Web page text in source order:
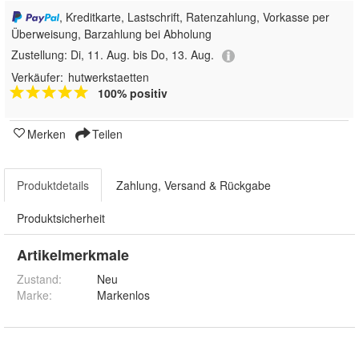
, Kreditkarte, Lastschrift, Ratenzahlung, Vorkasse per
Überweisung, Barzahlung bei Abholung
Zustellung: Di, 11. Aug. bis Do, 13. Aug.
Verkäufer: hutwerkstaetten
100% positiv
Merken Teilen
Produktdetails Zahlung, Versand & Rückgabe
Produktsicherheit
Artikelmerkmale
Zustand:
Neu
Marke:
Markenlos